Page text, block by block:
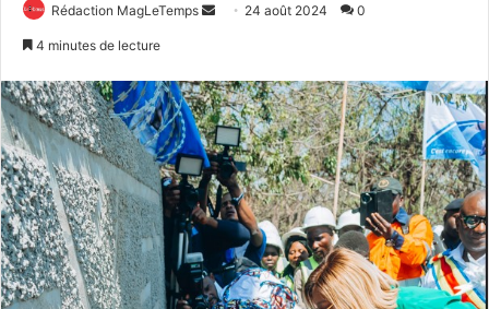
Rédaction MagLeTemps
Envoyer24 août 2024 0
4 minutes de lecture